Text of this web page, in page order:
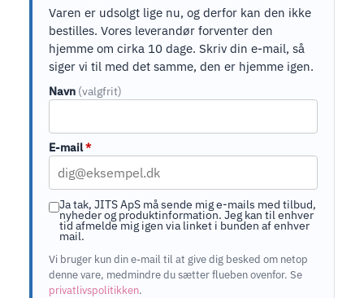
Varen er udsolgt lige nu, og derfor kan den ikke
bestilles. Vores leverandør forventer den
hjemme om cirka 10 dage. Skriv din e-mail, så
siger vi til med det samme, den er hjemme igen.
Navn (valgfrit)
E-mail*
Ja tak, JITS ApS må sende mig e-mails med tilbud,
nyheder og produktinformation. Jeg kan til enhver
tid afmelde mig igen via linket i bunden af enhver
mail.
Vi bruger kun din e-mail til at give dig besked om netop
denne vare, medmindre du sætter flueben ovenfor. Se
privatlivspolitikken.